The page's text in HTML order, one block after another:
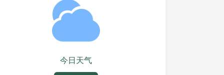
今日天气